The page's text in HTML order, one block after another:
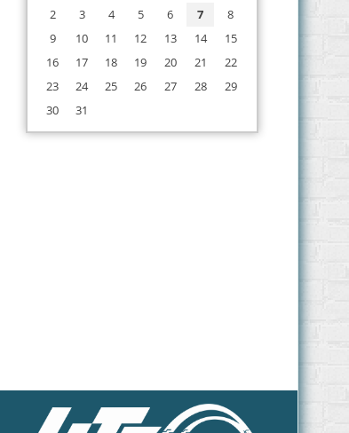
2
3 4 5 6 7
8
9
10 11 12 13 14
15
16
17 18 19 20 21
22
23
24 25 26 27 28
29
30
31